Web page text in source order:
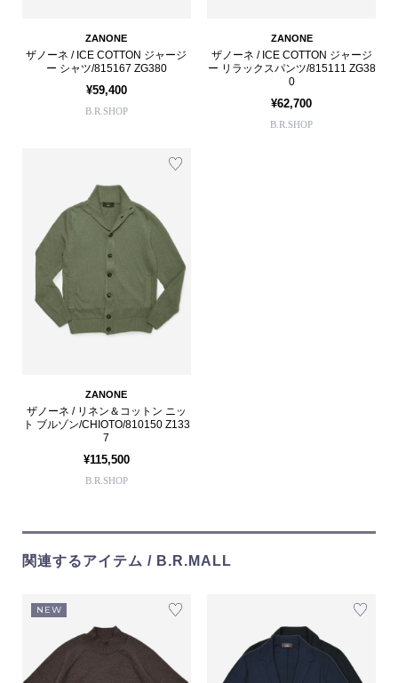
ZANONE
ザノーネ / ICE COTTON ジャージ
ー シャツ/815167 ZG380
¥59,400
B.R.SHOP
ZANONE
ザノーネ / ICE COTTON ジャージ
ー リラックスパンツ/815111 ZG38
0
¥62,700
B.R.SHOP
ZANONE
ザノーネ / リネン＆コットン ニッ
ト ブルゾン/CHIOTO/810150 Z133
7
¥115,500
B.R.SHOP
関連するアイテム / B.R.MALL
NEW